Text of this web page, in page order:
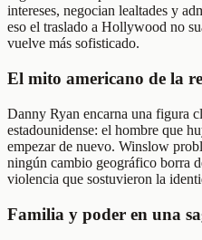
intereses, negocian lealtades y
eso el traslado a Hollywood no
vuelve más sofisticado.
El mito americano de la
Danny Ryan encarna una figura
estadounidense: el hombre que
empezar de nuevo. Winslow
ningún cambio geográfico borra
violencia que sostuvieron la
Familia y poder en una